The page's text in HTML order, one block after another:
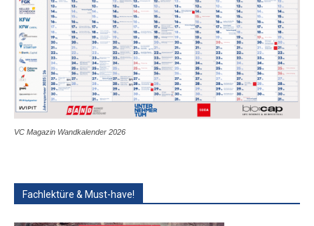
VC Magazin Wandkalender 2026
Fachlektüre & Must-have!